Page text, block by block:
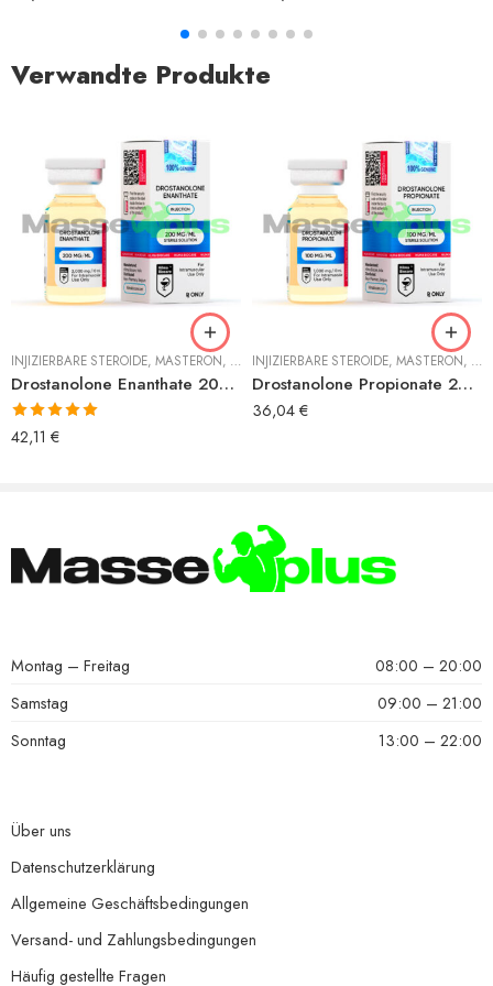
Verwandte Produkte
INJIZIERBARE STEROIDE, MASTERON, MASTERON ENANTHAT
Drostanolone Enanthate 200 mg/ml Hilma
Bewertet mit
5.00 von 5
42,11 €
INJIZIERBARE STEROIDE, MASTERON,
Drostanolone Propionate 250 mg/ml Hilma
36,04€
Montag – Freitag
08:00 – 20:00
Samstag
09:00 – 21:00
Sonntag
13:00 – 22:00
Über uns
Datenschutzerklärung
Allgemeine Geschäftsbedingungen
Versand- und Zahlungsbedingungen
Häufig gestellte Fragen